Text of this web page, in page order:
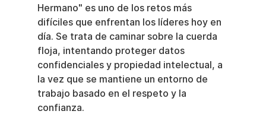
Hermano" es uno de los retos más
difíciles que enfrentan los líderes hoy en
día. Se trata de caminar sobre la cuerda
floja, intentando proteger datos
confidenciales y propiedad intelectual, a
la vez que se mantiene un entorno de
trabajo basado en el respeto y la
confianza.